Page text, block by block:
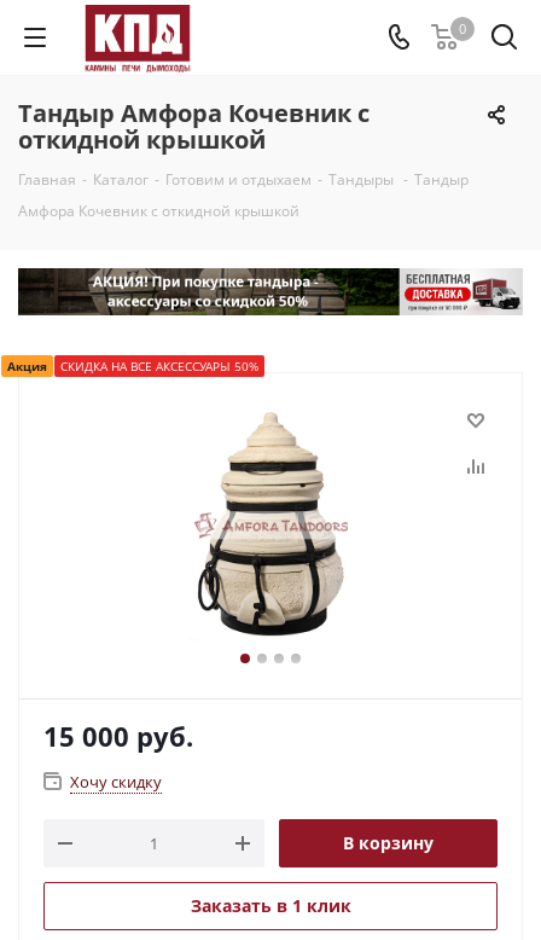
0
Тандыр Амфора Кочевник с
откидной крышкой
Главная - Каталог - Готовим и отдыхаем - Тандыры - Тандыр
Амфора Кочевник с откидной крышкой
Акция СКИДКА НА ВСЕ АКСЕССУАРЫ 50%
15 000 руб.
Хочу скидку
В корзину
Заказать в 1 клик